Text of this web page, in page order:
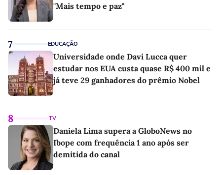
"Mais tempo e paz"
7 EDUCAÇÃO
Universidade onde Davi Lucca quer
estudar nos EUA custa quase R$ 400 mil e
já teve 29 ganhadores do prêmio Nobel
8 TV
Daniela Lima supera a GloboNews no
Ibope com frequência 1 ano após ser
demitida do canal